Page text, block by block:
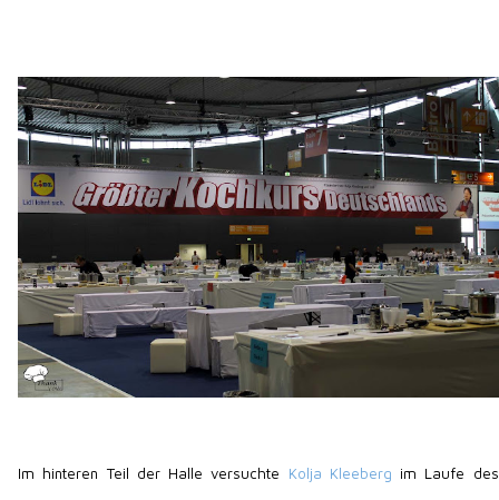
Im hinteren Teil der Halle versuchte Kolja Kleeberg im Laufe des